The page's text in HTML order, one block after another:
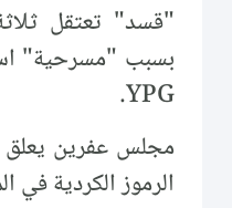
"قسد" تعتقل
بسبب "مسرحية"
YPG.
مجلس عفرين يعلق
الرموز الكردية في